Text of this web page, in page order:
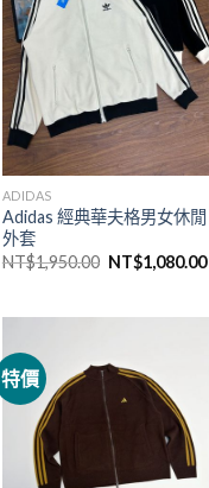
ADIDAS
Adidas 經典華夫格男女休閒
外套
NT$1,950.00 NT$1,080.00
特價